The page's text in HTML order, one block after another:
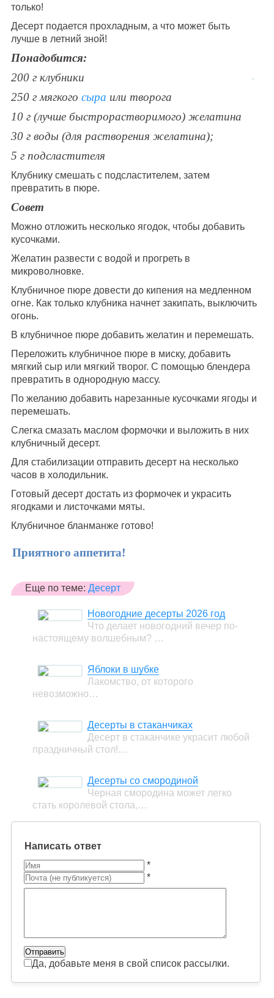
только!
Десерт подается прохладным, а что может быть
лучше в летний зной!
Понадобится:
200 г клубники
250 г мягкого сыра или творога
10 г (лучше быстрорастворимого) желатина
30 г воды (для растворения желатина);
5 г подсластителя
Клубнику смешать с подсластителем, затем
превратить в пюре.
Совет
Можно отложить несколько ягодок, чтобы добавить
кусочками.
Желатин развести с водой и прогреть в
микроволновке.
Клубничное пюре довести до кипения на медленном
огне. Как только клубника начнет закипать, выключить
огонь.
В клубничное пюре добавить желатин и перемешать.
Переложить клубничное пюре в миску, добавить
мягкий сыр или мягкий творог. С помощью блендера
превратить в однородную массу.
По желанию добавить нарезанные кусочками ягоды и
перемешать.
Слегка смазать маслом формочки и выложить в них
клубничный десерт.
Для стабилизации отправить десерт на несколько
часов в холодильник.
Готовый десерт достать из формочек и украсить
ягодками и листочками мяты.
Клубничное бланманже готово!
Приятного аппетита!
Еще по теме: Десерт
Новогодние десерты 2026 год
Что делает новогодний вечер по-
настоящему волшебным? …
Яблоки в шубке
Лакомство, от которого
невозможно…
Десерты в стаканчиках
Десерт в стаканчике украсит любой
праздничный стол!…
Десерты со смородиной
Черная смородина может легко
стать королевой стола,…
Написать ответ
*
*
Да, добавьте меня в свой список рассылки.